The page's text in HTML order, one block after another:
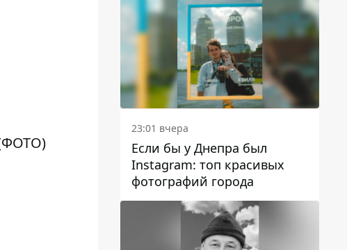
23:01 вчера
Если бы у Днепра был
Instagram: топ красивых
фотографий города